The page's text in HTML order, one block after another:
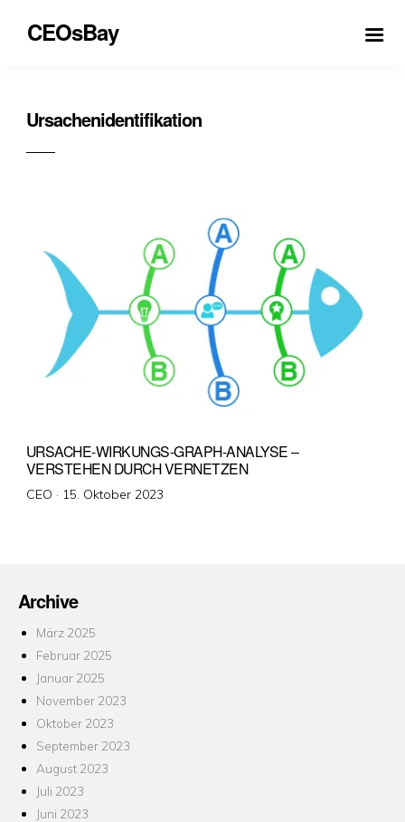
CEOsBay
Ursachenidentifikation
URSACHE-WIRKUNGS-GRAPH-ANALYSE –
VERSTEHEN DURCH VERNETZEN
CEO · Veröffentlicht
15. Oktober 2023
Archive
März 2025
Februar 2025
Januar 2025
November 2023
Oktober 2023
September 2023
August 2023
Juli 2023
Juni 2023